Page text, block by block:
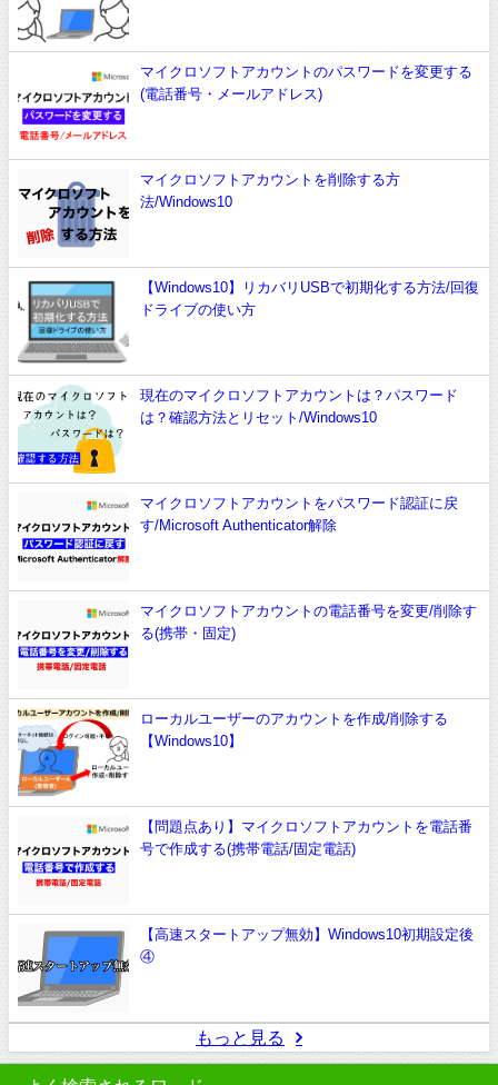
マイクロソフトアカウントのパスワードを変更する
(電話番号・メールアドレス)
マイクロソフトアカウントを削除する方
法/Windows10
【Windows10】リカバリUSBで初期化する方法/回復
ドライブの使い方
現在のマイクロソフトアカウントは？パスワード
は？確認方法とリセット/Windows10
マイクロソフトアカウントをパスワード認証に戻
す/Microsoft Authenticator解除
マイクロソフトアカウントの電話番号を変更/削除す
る(携帯・固定)
ローカルユーザーのアカウントを作成/削除する
【Windows10】
【問題点あり】マイクロソフトアカウントを電話番
号で作成する(携帯電話/固定電話)
【高速スタートアップ無効】Windows10初期設定後
④
もっと見る